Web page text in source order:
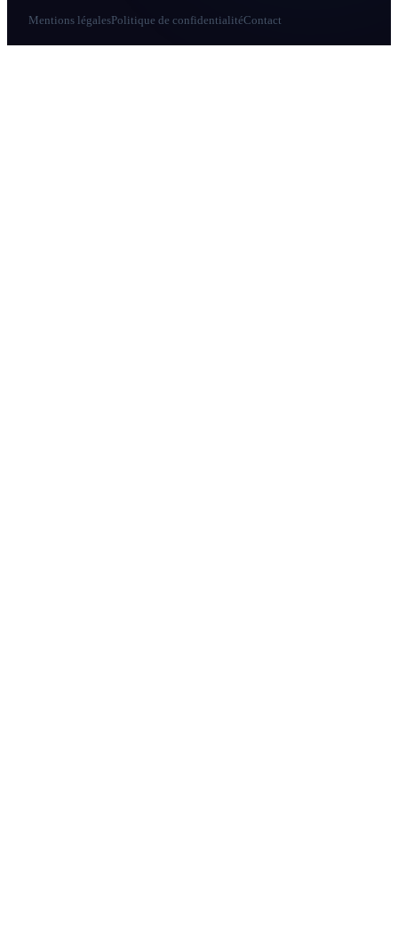
Mentions légalesPolitique de confidentialitéContact